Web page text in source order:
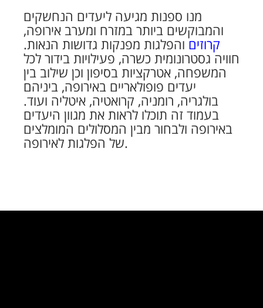
מנו ספנות מגיעה ליעדים הנחשקים
והמבוקשים ביותר במזרח ומערב אירופה,
קרוזיםוהפלגות מפנקות גדושות הנאות.
חוויה גסטרונומית כשרה, פעילויות בידור לכל
המשפחה, אטרקציות בסיפון וכן שילוב בין
יעדים פופולאריים באירופה, ביניהם
בולגריה, רומניה, קרואטיה, איטליה ועוד.
בעמוד זה תוכלו לראות את מגוון היעדים
באירופה ולבחור מבין המסלולים המומלצים
של הפלגות לאירופה.